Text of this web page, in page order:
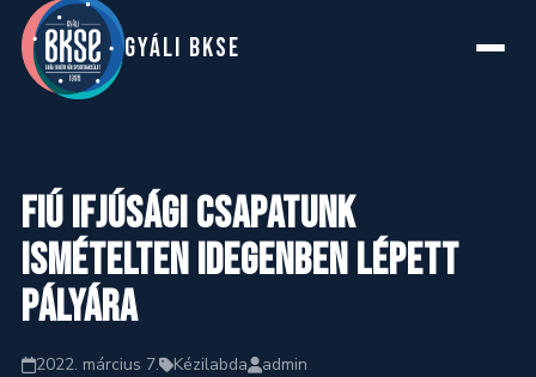
GYáLI BKSE
Rólunk
Szakosztályok
Fiú ifjúsági csapatunk
ismételten idegenben lépett
pályára
2022. március 7. Kézilabda admin